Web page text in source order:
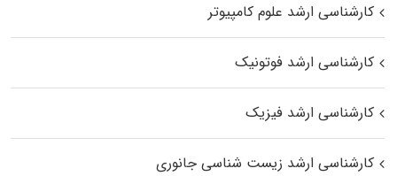
کارشناسی ارشد علوم کامپیوتر
کارشناسی ارشد فوتونیک
کارشناسی ارشد فیزیک
کارشناسی ارشد زیست‌ شناسی جانوری